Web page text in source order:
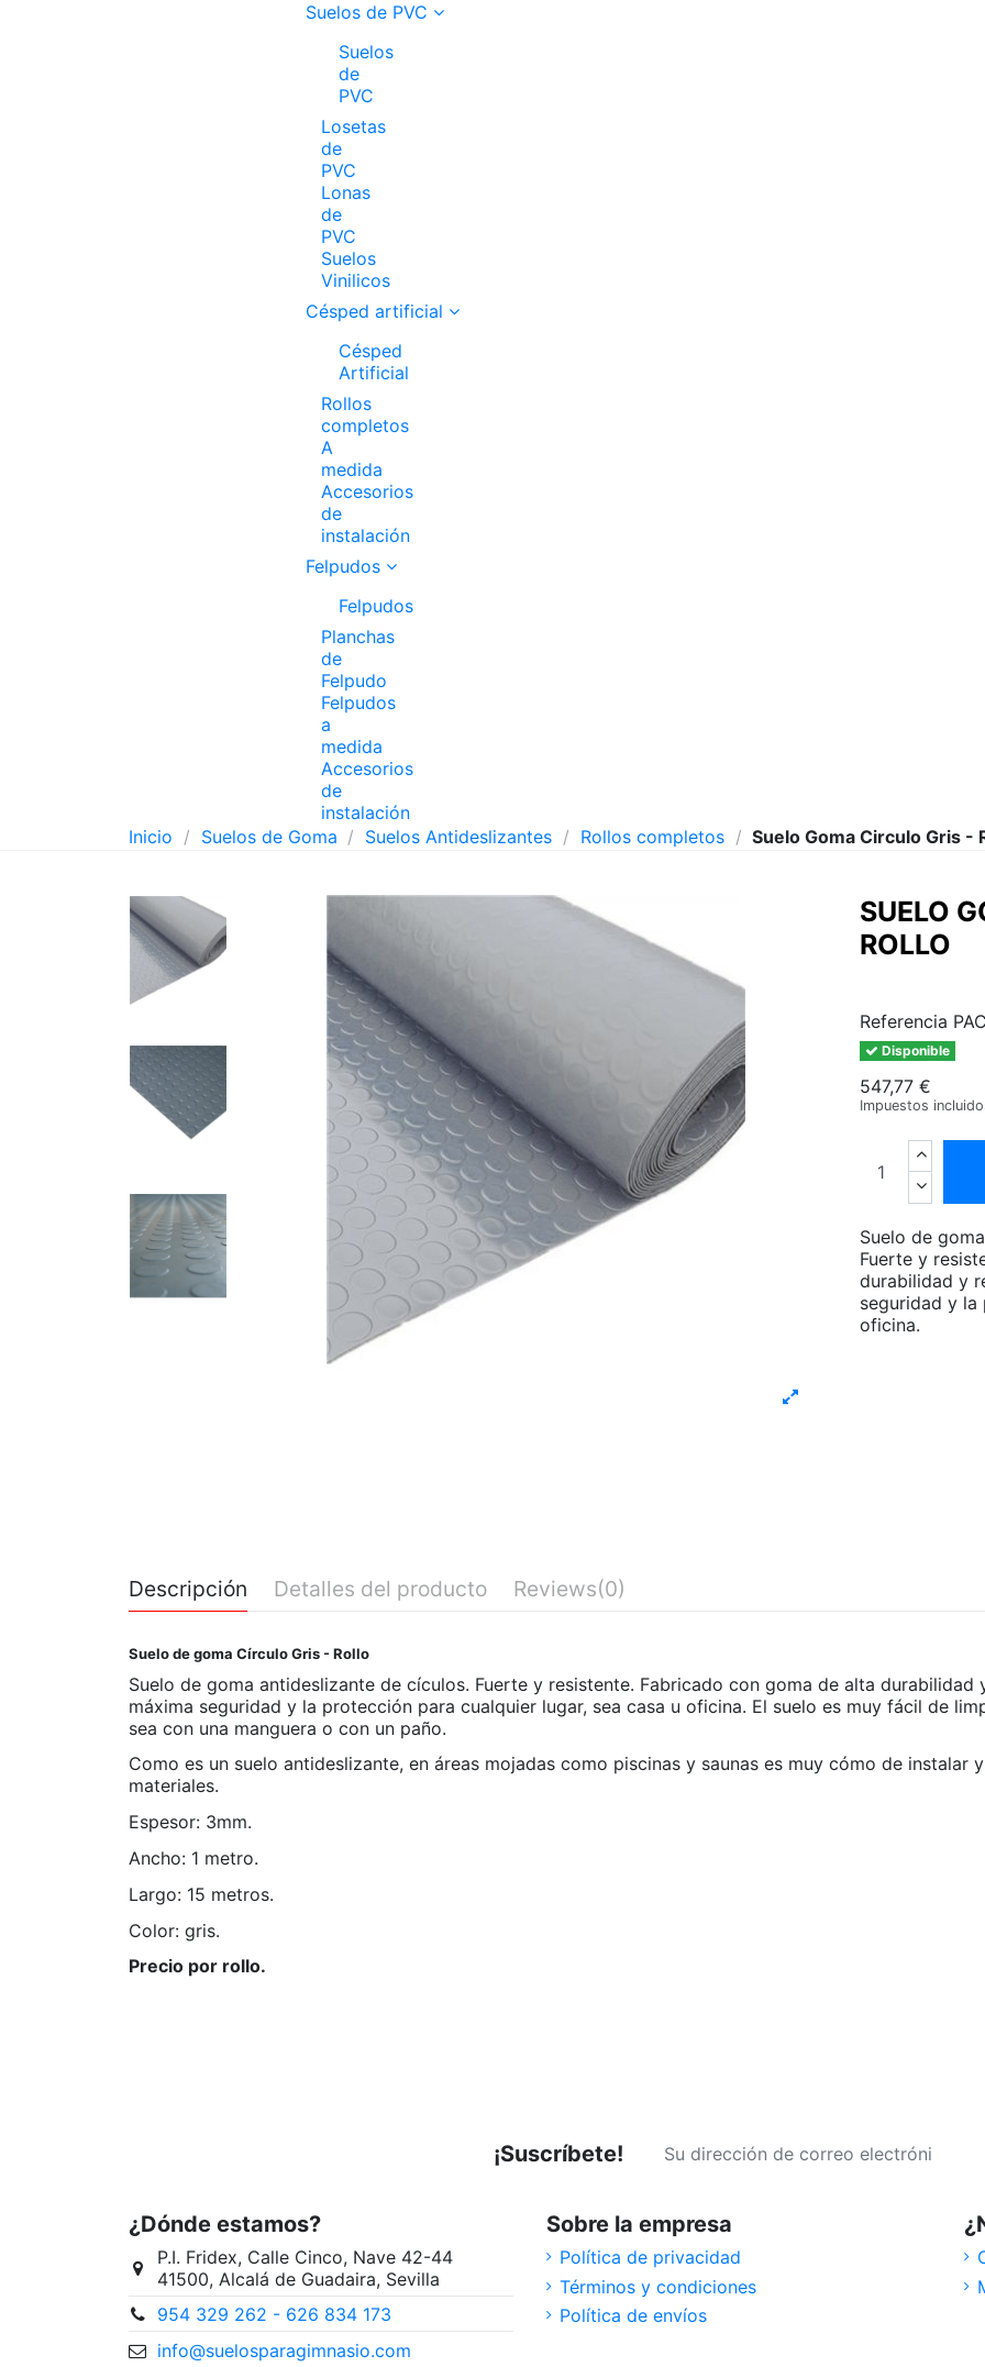
Suelos de PVC
Suelos
de
PVC
Losetas
de
PVC
Lonas
de
PVC
Suelos
Vinilicos
Césped artificial
Césped
Artificial
Rollos
completos
A
medida
Accesorios
de
instalación
Felpudos
Felpudos
Planchas
de
Felpudo
Felpudos
a
medida
Accesorios
de
instalación
Inicio Suelos de Goma Suelos Antideslizantes Rollos completos Suelo Goma Circulo Gris -
SUELO
ROLLO
Referencia
Disponible
547,77 €
Impuestos
Suelo de
Fuerte y
durabilidad y
seguridad y la
oficina.
Descripción Detalles del producto Reviews(0)
Suelo de goma Círculo Gris - Rollo
Suelo de goma antideslizante de cículos. Fuerte y resistente. Fabricado con goma de alta
máxima seguridad y la protección para cualquier lugar, sea casa u oficina. El suelo es muy fácil de
sea con una manguera o con un paño.
Como es un suelo antideslizante, en áreas mojadas como piscinas y saunas es muy cómo de
materiales.
Espesor: 3mm.
Ancho: 1 metro.
Largo: 15 metros.
Color: gris.
Precio por rollo.
¡Suscríbete!
¿Dónde estamos?
P.I. Fridex, Calle Cinco, Nave 42-44
41500, Alcalá de Guadaira, Sevilla
954 329 262 - 626 834 173
info@suelosparagimnasio.com
Sobre la empresa
Política de privacidad
Términos y condiciones
Política de envíos